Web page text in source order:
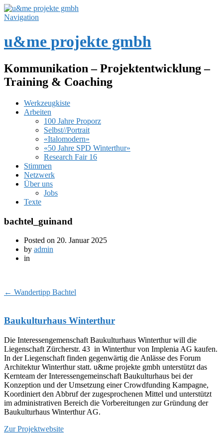
Navigation
u&me projekte gmbh
Kommunikation – Projektentwicklung –
Training & Coaching
Werkzeugkiste
Arbeiten
100 Jahre Proporz
Selbst//Portrait
«Italomodern»
«50 Jahre SPD Winterthur»
Research Fair 16
Stimmen
Netzwerk
Über uns
Jobs
Texte
bachtel_guinand
Posted on 20. Januar 2025
by admin
in
← Wandertipp Bachtel
Baukulturhaus Winterthur
Die Interessengemenschaft Baukulturhaus Winterthur will die
Liegenschaft Zürcherstr. 43 in Winterthur von Implenia AG kaufen.
In der Liegenschaft finden gegenwärtig die Anlässe des Forum
Architektur Winterthur statt. u&me projekte gmbh unterstützt das
Kernteam der Interessengemeinschaft Baukulturhaus bei der
Konzeption und der Umsetzung einer Crowdfunding Kampagne,
Koordiniert den Abbruf der zugesprochenen Mittel und unterstützt
im administrativen Bereich die Vorbereitungen zur Gründung der
Baukulturhaus Winterthur AG.
Zur Projektwebsite